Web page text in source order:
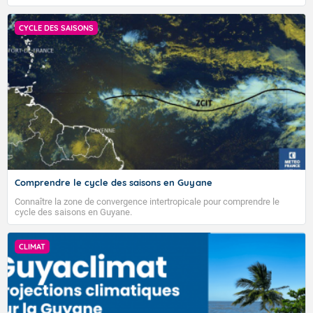
CYCLE DES SAISONS
Comprendre le cycle des saisons en Guyane
Connaître la zone de convergence intertropicale pour comprendre le
cycle des saisons en Guyane.
CLIMAT